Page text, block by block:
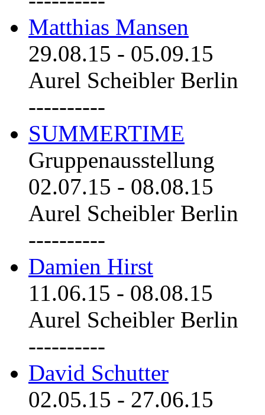
Matthias Mansen
29.08.15 - 05.09.15
Aurel Scheibler Berlin
----------
SUMMERTIME
Gruppenausstellung
02.07.15 - 08.08.15
Aurel Scheibler Berlin
----------
Damien Hirst
11.06.15 - 08.08.15
Aurel Scheibler Berlin
----------
David Schutter
02.05.15 - 27.06.15